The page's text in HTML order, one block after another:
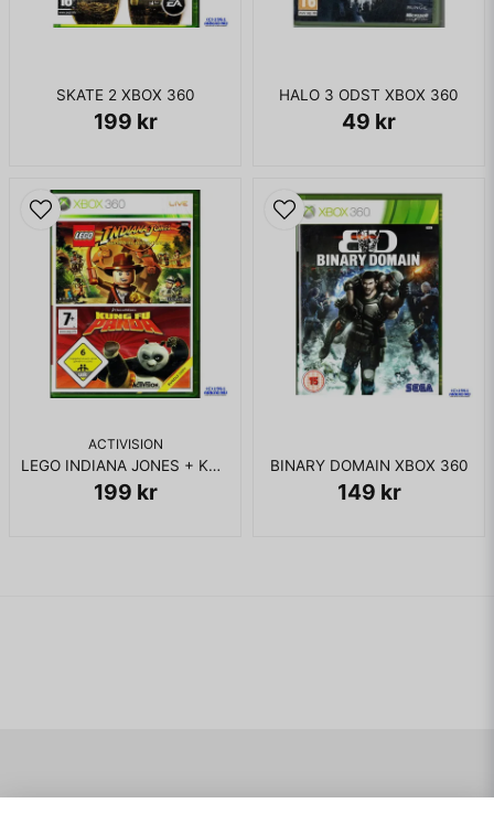
SKATE 2 XBOX 360
199 kr
HALO 3 ODST XBOX 360
49 kr
ACTIVISION
LEGO INDIANA JONES + KUNG FU PANDA XBOX 360
199 kr
BINARY DOMAIN XBOX 360
149 kr